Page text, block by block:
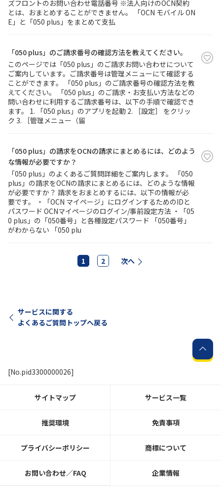
ズフロントのお問い合わせ電話番号 ※法人向けのOCN契約
とは、おまとめすることができません。 「OCN モバイル ON
E」と「050 plus」をまとめて支払
「050 plus」のご請求番号の確認方法を教えてください。
このページでは「050 plus」のご請求お問い合わせについて
ご案内しています。ご請求番号は管理メニューにて確認する
ことができます。 「050 plus」のご請求番号の確認方法を教
えてください。 「050 plus」のご請求・お支払い方法などの
問い合わせに利用するご請求番号は、以下の手順で確認でき
ます。 1. 「050 plus」のアプリを起動 2. ［設定］ をクリッ
ク 3. ［管理メニュー（留
「050 plus」の請求をOCNの請求にまとめるには、どのよう
な情報が必要ですか？
「050 plus」のよくあるご質問詳細をご案内します。 「050
plus」の請求をOCNの請求にまとめるには、どのような情報
が必要ですか？ 請求をおまとめするには、以下の情報が必
要です。 ・「OCN マイページ」にログインするためのIDと
パスワード OCNマイページのログイン/事前設定方法 ・「05
0 plus」の「050番号」と各種設定パスワード 「050番号」
がわからない 「050 plu
1 2 次へ
サービスに関する
よくあるご質問トップへ戻る
[No.pid3300000026]
サイトマップ サービス一覧
推奨環境 免責事項
プライバシーポリシー 商標について
お問い合わせ／FAQ 企業情報